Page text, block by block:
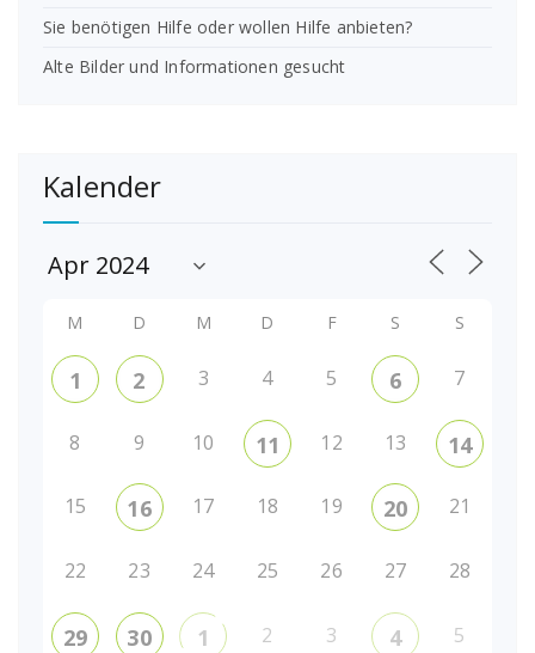
Sie benötigen Hilfe oder wollen Hilfe anbieten?
Alte Bilder und Informationen gesucht
Kalender
M D M D F S S
1 2 3 4 5 6 7
8 9 10 11 12 13 14
15 16 17 18 19 20 21
22 23 24 25 26 27 28
29 30 1 2 3 4 5